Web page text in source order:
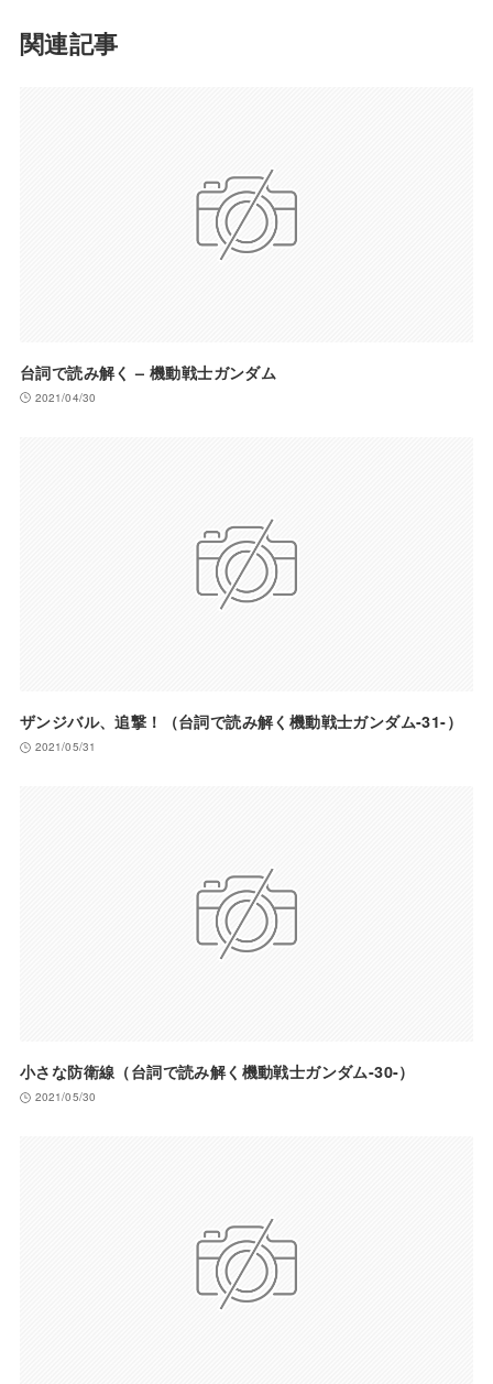
関連記事
台詞で読み解く – 機動戦士ガンダム
2021/04/30
ザンジバル、追撃！（台詞で読み解く機動戦士ガンダム-31-）
2021/05/31
小さな防衛線（台詞で読み解く機動戦士ガンダム-30-）
2021/05/30